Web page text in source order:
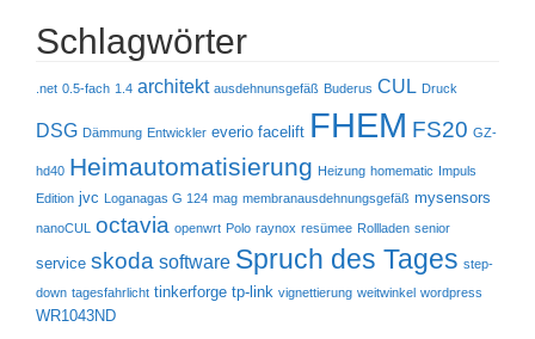
Schlagwörter
.net 0.5-fach 1.4 architekt ausdehnunsgefäß Buderus CUL Druck
DSG Dämmung Entwickler everio facelift FHEM FS20 GZ-
hd40 Heimautomatisierung Heizung homematic
Impuls
Edition jvc Loganagas G 124 mag membranausdehnungsgefäß mysensors
nanoCUL octavia openwrt Polo raynox resümee Rollladen senior
service skoda software Spruch des Tages step-
down tagesfahrlicht tinkerforge tp-link vignettierung weitwinkel wordpress
WR1043ND